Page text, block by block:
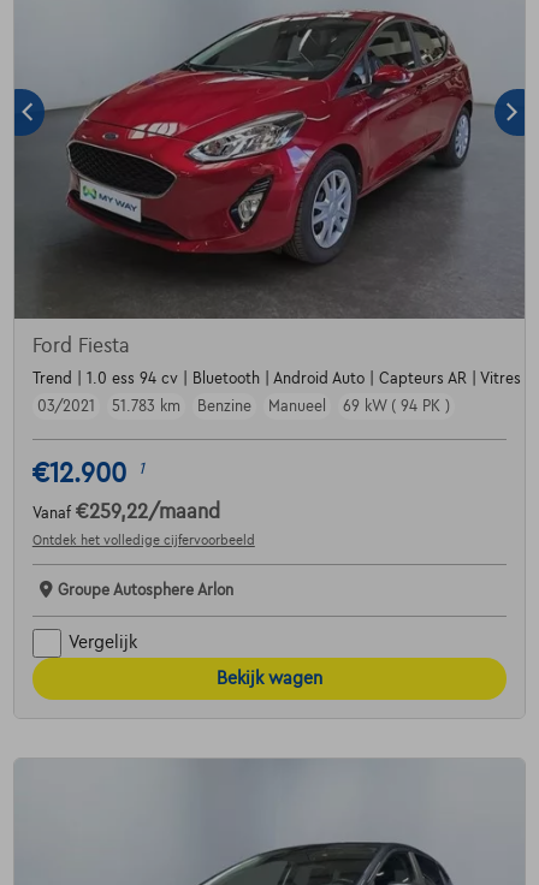
Ford Fiesta
Trend | 1.0 ess 94 cv | Bluetooth | Android Auto | Capteurs AR | Vitres
03/2021
51.783 km Benzine Manueel 69 kW ( 94 PK )
€12.900 1
Vanaf €259,22/maand
Ontdek het volledige cijfervoorbeeld
Groupe Autosphere Arlon
Vergelijk
Bekijk wagen